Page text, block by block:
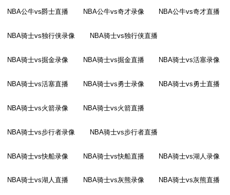
NBA公牛vs爵士直播 NBA公牛vs奇才录像 NBA公牛vs奇才直播
NBA骑士vs独行侠录像 NBA骑士vs独行侠直播
NBA骑士vs掘金录像 NBA骑士vs掘金直播 NBA骑士vs活塞录像
NBA骑士vs活塞直播 NBA骑士vs勇士录像 NBA骑士vs勇士直播
NBA骑士vs火箭录像 NBA骑士vs火箭直播
NBA骑士vs步行者录像 NBA骑士vs步行者直播
NBA骑士vs快船录像 NBA骑士vs快船直播 NBA骑士vs湖人录像
NBA骑士vs湖人直播 NBA骑士vs灰熊录像 NBA骑士vs灰熊直播